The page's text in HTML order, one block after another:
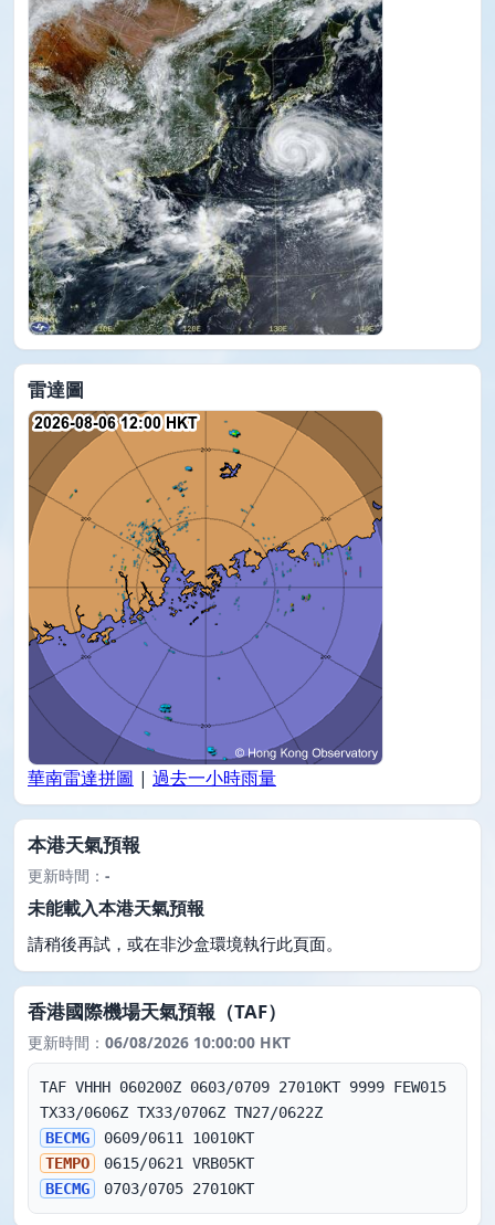
雷達圖
華南雷達拼圖 | 過去一小時雨量
本港天氣預報
更新時間： -
未能載入本港天氣預報
請稍後再試，或在非沙盒環境執行此頁面。
香港國際機場天氣預報（TAF）
更新時間： 06/08/2026 10:00:00 HKT
TAF VHHH 060200Z 0603/0709 27010KT 9999 FEW015
BECMG
TEMPO
BECMG
0703/0705 27010KT